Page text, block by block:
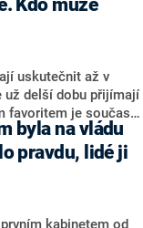
který je dnes
to na dotaz
senátorů ODS
s odchodem
Naše Česko není
uskutečnit až v
už delší dobu přijímají
favoritem je současná
ním pak bookmakeři
tedy premiéra
Karla Havlíčka.
je poslanec za
Kubáček nicméně
ze zmíněné trojice
byla na vládu
pravdu, lidé ji
kabinetem od